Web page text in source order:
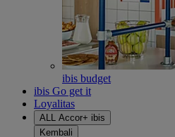
ibis budget
ibis Go get it
Loyalitas
ALL Accor+ ibis
Kembali